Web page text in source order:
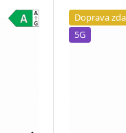
Doprava
5G